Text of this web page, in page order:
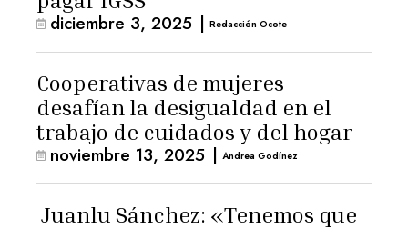
diciembre 3, 2025 | Redacción Ocote
Cooperativas de mujeres
desafían la desigualdad en el
trabajo de cuidados y del hogar
noviembre 13, 2025 | Andrea Godínez
Juanlu Sánchez: «Tenemos que